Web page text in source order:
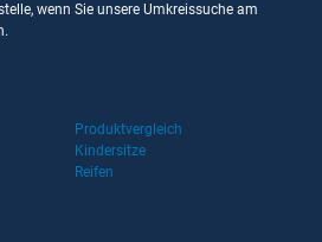
wenn Sie unsere Umkreissuche am
Produktvergleich
Kindersitze
Reifen